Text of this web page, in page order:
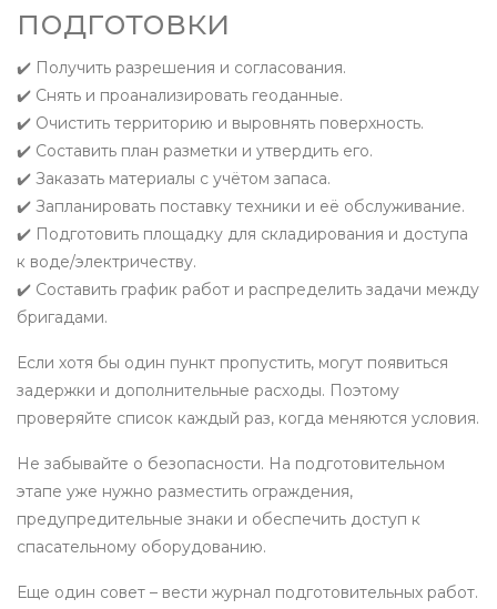
подготовки
✔️ Получить разрешения и согласования.
✔️ Снять и проанализировать геоданные.
✔️ Очистить территорию и выровнять поверхность.
✔️ Составить план разметки и утвердить его.
✔️ Заказать материалы с учётом запаса.
✔️ Запланировать поставку техники и её обслуживание.
✔️ Подготовить площадку для складирования и доступа
к воде/электричеству.
✔️ Составить график работ и распределить задачи между
бригадами.
Если хотя бы один пункт пропустить, могут появиться
задержки и дополнительные расходы. Поэтому
проверяйте список каждый раз, когда меняются условия.
Не забывайте о безопасности. На подготовительном
этапе уже нужно разместить ограждения,
предупредительные знаки и обеспечить доступ к
спасательному оборудованию.
Еще один совет – вести журнал подготовительных работ.